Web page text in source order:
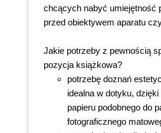
chcących nabyć umiejętność
przed obiektywem aparatu
Jakie potrzeby z pewnością
pozycja książkowa?
potrzebę doznań
idealna w dotyku,
papieru podobnego do
fotograficznego